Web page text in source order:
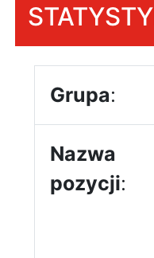
Grupa:
Nazwa
pozycji: